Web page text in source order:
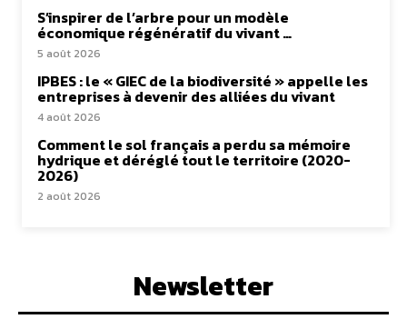
S’inspirer de l’arbre pour un modèle
économique régénératif du vivant …
5 août 2026
IPBES : le « GIEC de la biodiversité » appelle les
entreprises à devenir des alliées du vivant
4 août 2026
Comment le sol français a perdu sa mémoire
hydrique et déréglé tout le territoire (2020-
2026)
2 août 2026
Newsletter